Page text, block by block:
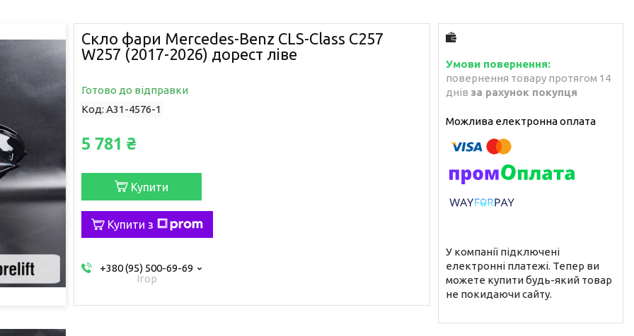
Скло фари Mercedes-Benz CLS-Class C257
W257 (2017-2026) дорест ліве
Готово до відправки
Код: A31-4576-1
5 781 ₴
Купити
Купити з
+380 (95) 500-69-69
Ігор
повернення товару протягом 14
днів за рахунок покупця
У компанії підключені
електронні платежі. Тепер ви
можете купити будь-який товар
не покидаючи сайту.